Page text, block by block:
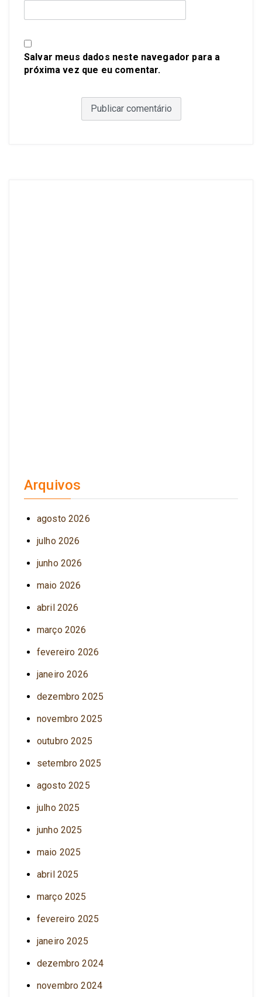
Salvar meus dados neste navegador para a
próxima vez que eu comentar.
Arquivos
agosto 2026
julho 2026
junho 2026
maio 2026
abril 2026
março 2026
fevereiro 2026
janeiro 2026
dezembro 2025
novembro 2025
outubro 2025
setembro 2025
agosto 2025
julho 2025
junho 2025
maio 2025
abril 2025
março 2025
fevereiro 2025
janeiro 2025
dezembro 2024
novembro 2024